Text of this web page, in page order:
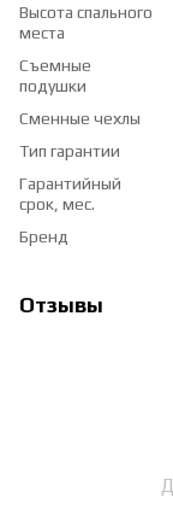
Высота спального
места
Съемные
подушки
Сменные чехлы
Тип гарантии
Гарантийный
срок, мес.
Бренд
Отзывы